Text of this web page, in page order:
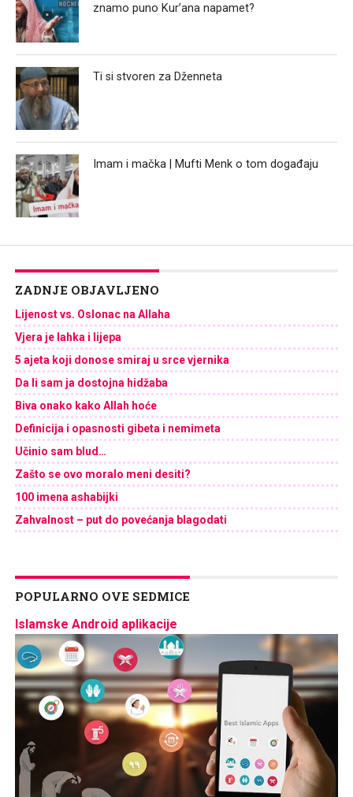
znamo puno Kur’ana napamet?
Ti si stvoren za Dženneta
Imam i mačka | Mufti Menk o tom događaju
ZADNJE OBJAVLJENO
Lijenost vs. Oslonac na Allaha
Vjera je lahka i lijepa
5 ajeta koji donose smiraj u srce vjernika
Da li sam ja dostojna hidžaba
Biva onako kako Allah hoće
Definicija i opasnosti gibeta i nemimeta
Učinio sam blud…
Zašto se ovo moralo meni desiti?
100 imena ashabijki
Zahvalnost – put do povećanja blagodati
POPULARNO OVE SEDMICE
Islamske Android aplikacije